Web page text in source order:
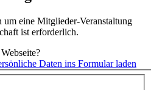
um eine Mitglieder-Veranstaltung
ist erforderlich.
Daten ins Formular laden